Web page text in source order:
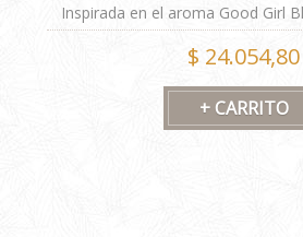
Inspirada en el aroma Good Girl
Herrera® Formula
$ 24.054,80